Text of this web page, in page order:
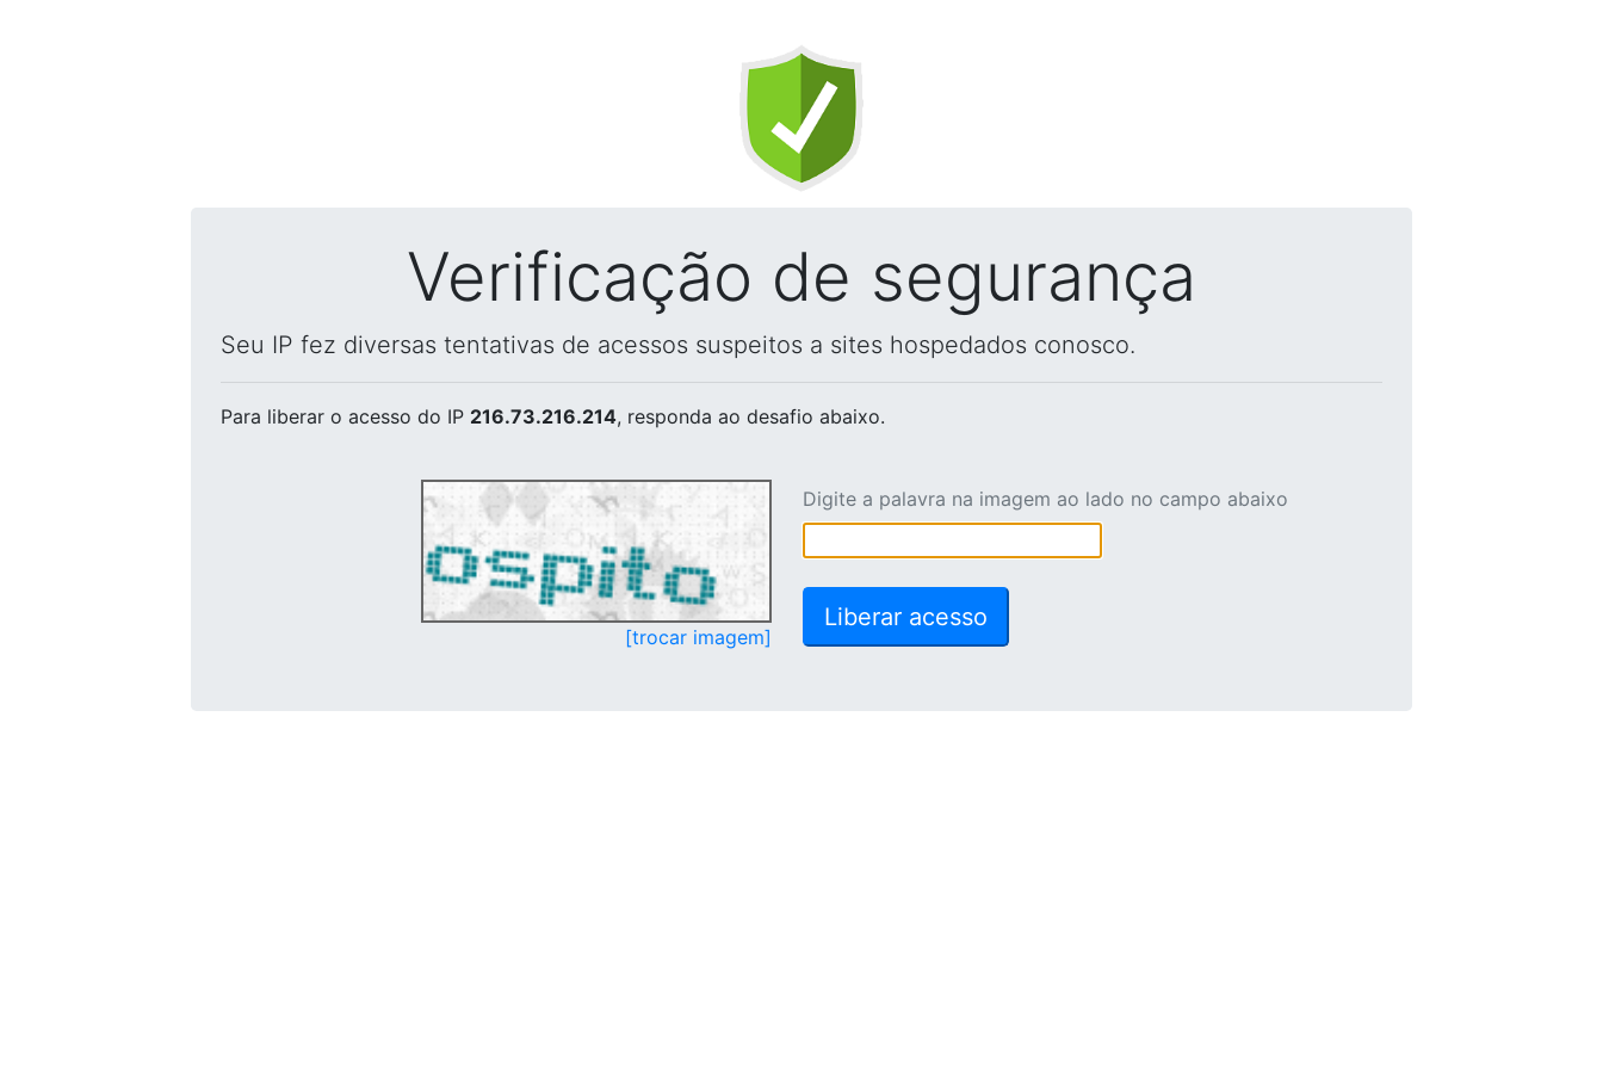
Verificação de segurança
Seu IP fez diversas tentativas de acessos suspeitos a sites hospedados conosco.
Para liberar o acesso do IP 216.73.216.214, responda ao desafio abaixo.
[trocar imagem]
Digite a palavra na imagem ao lado no campo abaixo